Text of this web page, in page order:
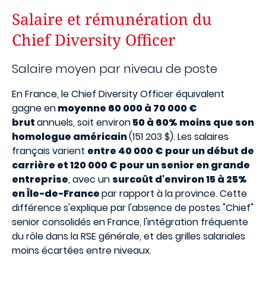
Salaire et rémunération du
Chief Diversity Officer
Salaire moyen par niveau de poste
En France, le Chief Diversity Officer équivalent
gagne enmoyenne 60 000 à 70 000 €
brutannuels, soit environ50 à 60% moins que son
homologue américain(151 203 $). Les salaires
français varient entre 40 000 € pour un début de
carrière et 120 000 € pour un senior en grande
entreprise, avec un surcoût d'environ 15 à 25%
en Île-de-Francepar rapport à la province. Cette
différence s'explique par l'absence de postes "Chief"
senior consolidés en France, l'intégration fréquente
du rôle dans la RSE générale, et des grilles salariales
moins écartées entre niveaux.